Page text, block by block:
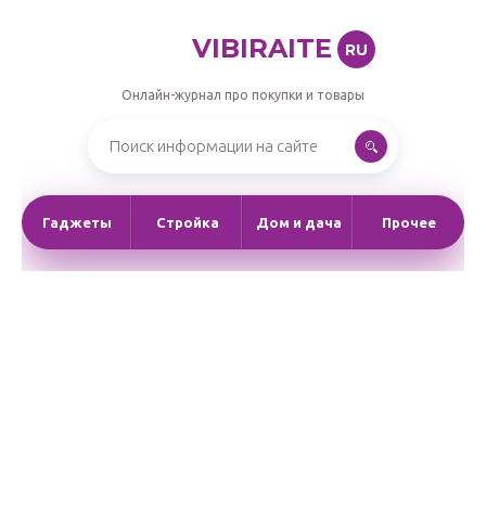
VIBIRAITE RU
Онлайн-журнал про покупки и товары
Гаджеты Стройка Дом и дача Прочее